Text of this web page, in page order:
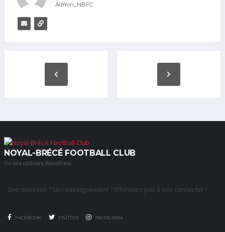
Admin_NBFC
NOYAL-BRÉCÉ FOOTBALL CLUB
Un site utilisant WordPress
Une question ? Un renseignement ? N'hésitez pas à nos contacter !
FACEBOOK TWITTER INSTAGRAM